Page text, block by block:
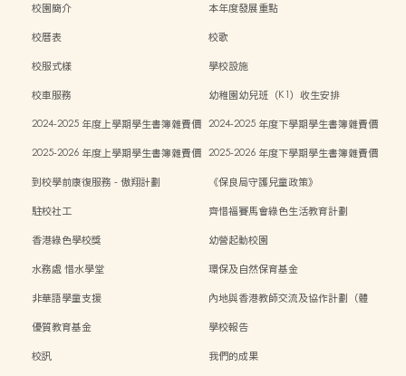
校園簡介
本年度發展重點
校曆表
校歌
校服式樣
學校設施
校車服務
幼稚園幼兒班（K1）收生安排
2024-2025 年度上學期學生書簿雜費價 2024-2025 年度下學期學生書簿雜費價
2025-2026 年度上學期學生書簿雜費價 2025-2026 年度下學期學生書簿雜費價
到校學前康復服務 - 傲翔計劃
《保良局守護兒童政策》
駐校社工
齊惜福賽馬會綠色生活教育計劃
香港綠色學校獎
幼營起動校園
水務處 惜水學堂
環保及自然保育基金
非華語學童支援
內地與香港教師交流及協作計劃（體
優質教育基金
學校報告
校訊
我們的成果